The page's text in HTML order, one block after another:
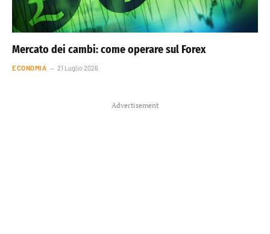
Mercato dei cambi: come operare sul Forex
ECONOMIA 21 Luglio 2026
Advertisement